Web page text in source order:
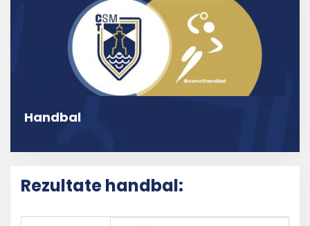
Handbal
Rezultate handbal: